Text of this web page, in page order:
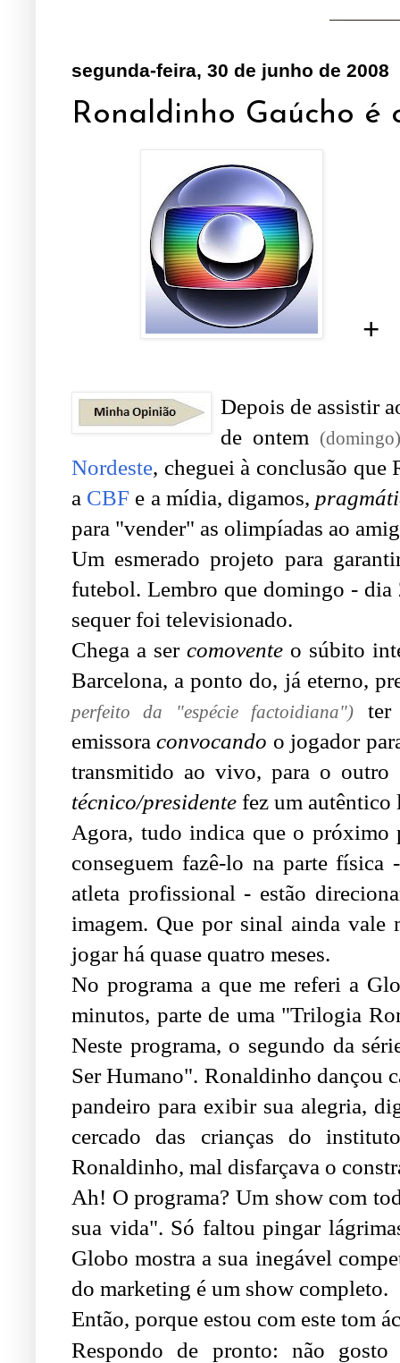
segunda-feira, 30 de junho de 2008
Ronaldinho Gaúcho
+
Depois de assistir
de ontem
Nordeste, cheguei à conclusão
a CBF e a mídia, digamos,
para "vender" as olimpíadas ao
Um esmerado projeto para
futebol. Lembro que domingo - dia
sequer foi televisionado.
Chega a sercomovente o súbito
Barcelona, a ponto do, já eterno,
perfeito da "espécie factoidiana") ter
emissoraconvocando o jogador
transmitido ao vivo, para o outro
técnico/presidente fez um
Agora, tudo indica que o próximo
conseguem fazê-lo na parte física
atleta profissional - estão
imagem. Que por sinal ainda vale
jogar há quase quatro meses.
No programa a que me referi a
minutos, parte de uma "Trilogia
Neste programa, o segundo da
Ser Humano". Ronaldinho dançou
pandeiro para exibir sua alegria,
cercado das crianças do
Ronaldinho, mal disfarçava o
Ah! O programa? Um show com
sua vida". Só faltou pingar
Globo mostra a sua inegável
do marketing é um show completo.
Então, porque estou com este tom
Respondo de pronto: não